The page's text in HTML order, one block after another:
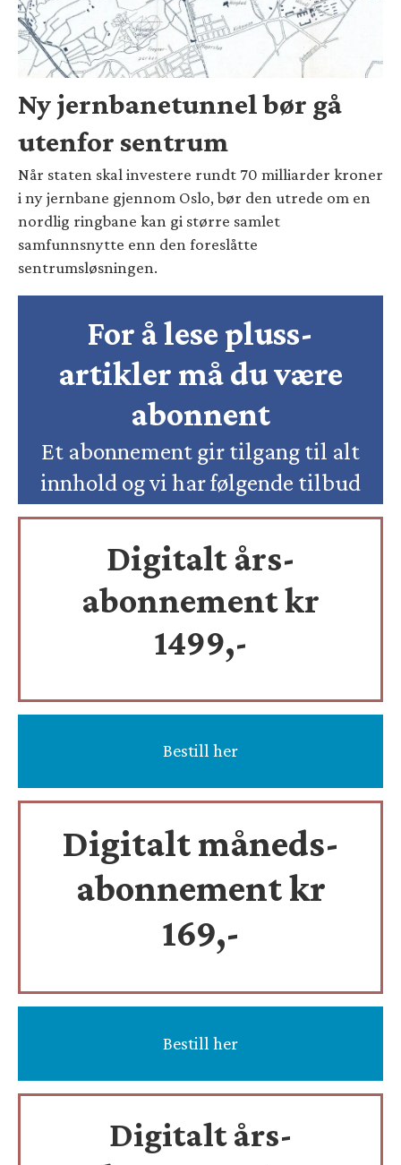
Ny jernbanetunnel bør gå
utenfor sentrum
Når staten skal investere rundt 70 milliarder kroner
i ny jernbane gjennom Oslo, bør den utrede om en
nordlig ringbane kan gi større samlet
samfunnsnytte enn den foreslåtte
sentrumsløsningen.
For å lese pluss-
artikler må du være
abonnent
Et abonnement gir tilgang til alt
innhold og vi har følgende tilbud
Digitalt års-
abonnement kr
1499,-
Bestill her
Digitalt måneds-
abonnement kr
169,-
Bestill her
Digitalt års-